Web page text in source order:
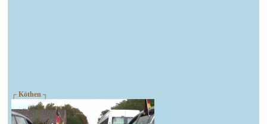
┌ Köthen ┐